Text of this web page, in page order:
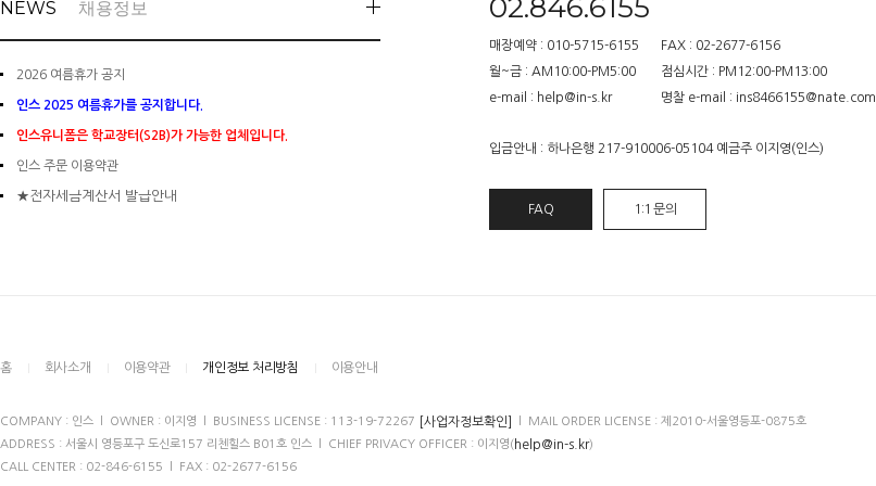
NEWS 채용정보
2026 여름휴가 공지
인스 2025 여름휴가를 공지합니다.
인스유니폼은 학교장터(S2B)가 가능한 업체입니다.
인스 주문 이용약관
★전자세금계산서 발급안내
02.846.6155
매장예약 : 010-5715-6155
월~금 : AM10:00-PM5:00
e-mail : help@in-s.kr
FAX : 02-2677-6156
점심시간 : PM12:00-PM13:00
명찰 e-mail : ins8466155@nate.com
입금안내 : 하나은행 217-910006-05104 예금주 이지영(인스)
FAQ 1:1 문의
홈 회사소개 이용약관 개인정보 처리방침 이용안내
COMPANY : 인스 l OWNER : 이지영 l BUSINESS LICENSE : 113-19-72267 [사업자정보확인]
l MAIL ORDER LICENSE : 제2010-서울영등포-0875호
ADDRESS : 서울시 영등포구 도신로157 리첸힐스 B01호 인스 l CHIEF PRIVACY OFFICER : 이지영( help@in-s.kr)
CALL CENTER : 02-846-6155 l FAX : 02-2677-6156